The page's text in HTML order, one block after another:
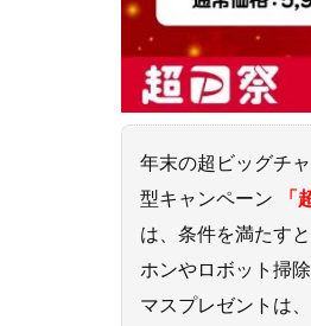
年末の超ビッグチ
型キャンペーン
は、条件を満たす
ホンやロボット掃
マスプレゼントは